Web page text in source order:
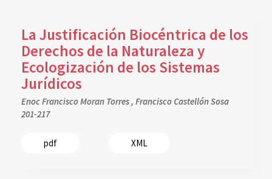
La Justificación Biocéntrica de los
Derechos de la Naturaleza y
Ecologización de los Sistemas
Jurídicos
Enoc Francisco Moran Torres , Francisco Castellón Sosa
201-217
pdf XML